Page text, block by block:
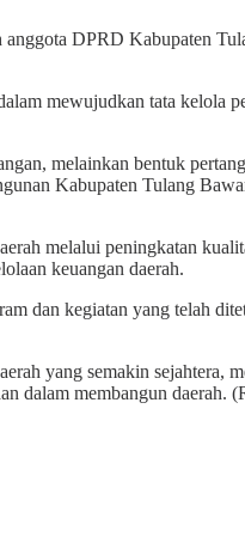
DPRD Kabupaten
mewujudkan tata kelola
melainkan bentuk
Kabupaten Tulang
melalui peningkatan
keuangan daerah.
dan kegiatan yang telah
yang semakin sejahtera,
dalam membangun daerah.